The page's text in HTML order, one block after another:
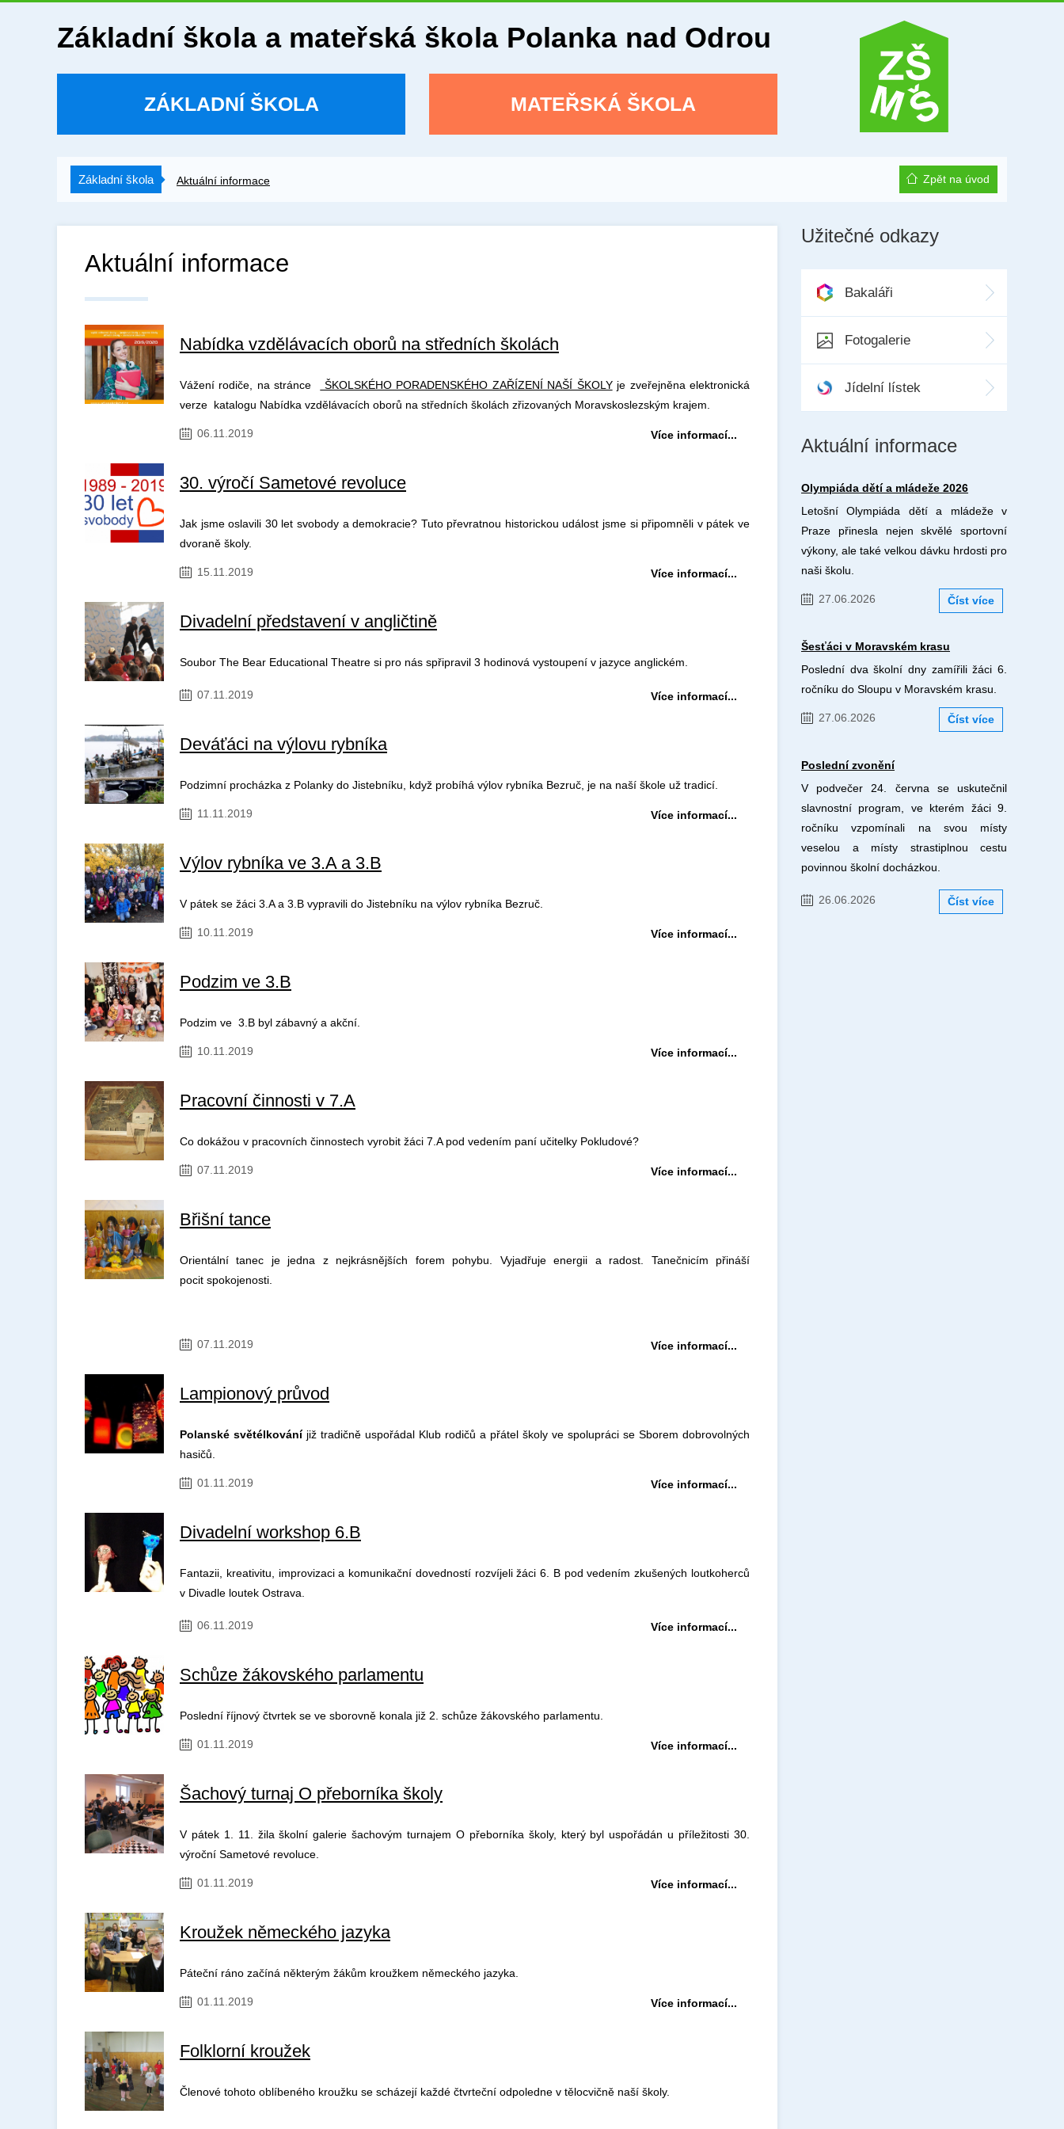
Základní škola a mateřská škola Polanka nad Odrou
ZÁKLADNÍ ŠKOLA MATEŘSKÁ ŠKOLA
Základní škola Aktuální informace Zpět na úvod
Aktuální informace
Nabídka vzdělávacích oborů na středních školách
Vážení rodiče, na stránce ŠKOLSKÉHO PORADENSKÉHO ZAŘÍZENÍ NAŠÍ ŠKOLYje zveřejněna elektronická
verze katalogu Nabídka vzdělávacích oborů na středních školách zřizovaných Moravskoslezským krajem.
06.11.2019 Více informací...
30. výročí Sametové revoluce
Jak jsme oslavili 30 let svobody a demokracie? Tuto převratnou historickou událost jsme si připomněli v pátek ve
dvoraně školy.
15.11.2019 Více informací...
Divadelní představení v angličtině
Soubor The Bear Educational Theatre si pro nás spřipravil 3 hodinová vystoupení v jazyce anglickém.
07.11.2019 Více informací...
Deváťáci na výlovu rybníka
Podzimní procházka z Polanky do Jistebníku, když probíhá výlov rybníka Bezruč, je na naší škole už tradicí.
11.11.2019 Více informací...
Výlov rybníka ve 3.A a 3.B
V pátek se žáci 3.A a 3.B vypravili do Jistebníku na výlov rybníka Bezruč.
10.11.2019 Více informací...
Podzim ve 3.B
Podzim ve 3.B byl zábavný a akční.
10.11.2019 Více informací...
Pracovní činnosti v 7.A
Co dokážou v pracovních činnostech vyrobit žáci 7.A pod vedením paní učitelky Pokludové?
07.11.2019 Více informací...
Břišní tance
Orientální tanec je jedna z nejkrásnějších forem pohybu. Vyjadřuje energii a radost. Tanečnicím přináší
pocit spokojenosti.
07.11.2019 Více informací...
Lampionový průvod
Polanské světélkováníjiž tradičně uspořádal Klub rodičů a přátel školy ve spolupráci se Sborem dobrovolných
hasičů.
01.11.2019 Více informací...
Divadelní workshop 6.B
Fantazii, kreativitu, improvizaci a komunikační dovedností rozvíjeli žáci 6. B pod vedením zkušených loutkoherců
v Divadle loutek Ostrava.
06.11.2019 Více informací...
Schůze žákovského parlamentu
Poslední říjnový čtvrtek se ve sborovně konala již 2. schůze žákovského parlamentu.
01.11.2019 Více informací...
Šachový turnaj O přeborníka školy
V pátek 1. 11. žila školní galerie šachovým turnajem O přeborníka školy, který byl uspořádán u příležitosti 30.
výroční Sametové revoluce.
01.11.2019 Více informací...
Kroužek německého jazyka
Páteční ráno začíná některým žákům kroužkem německého jazyka.
01.11.2019 Více informací...
Folklorní kroužek
Členové tohoto oblíbeného kroužku se scházejí každé čtvrteční odpoledne v tělocvičně naší školy.
Užitečné odkazy
Bakaláři
Fotogalerie
Jídelní lístek
Aktuální informace
Olympiáda dětí a mládeže 2026
Letošní Olympiáda dětí a mládeže v
Praze přinesla nejen skvělé sportovní
výkony, ale také velkou dávku hrdosti pro
naši školu.
27.06.2026 Číst více
Šesťáci v Moravském krasu
Poslední dva školní dny zamířili žáci 6.
ročníku do Sloupu v Moravském krasu.
27.06.2026 Číst více
Poslední zvonění
V podvečer 24. června se uskutečnil
slavnostní program, ve kterém žáci 9.
ročníku vzpomínali na svou místy
veselou a místy strastiplnou cestu
povinnou školní docházkou.
26.06.2026 Číst více